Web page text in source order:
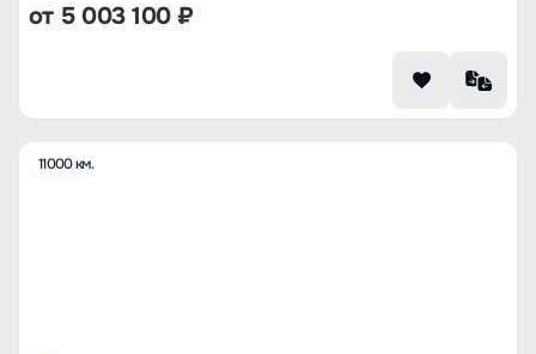
от 5 003 100₽
11000 км.